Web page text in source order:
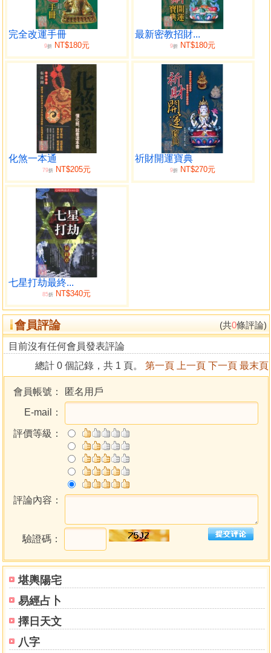
堪輿陽宅
易經占卜
擇日天文
八字
玄妙論第五
聖賢仙論六
孝師篇第七
訪師修真論第八
緣對論第九
真心修行說第十
辯道論十一
火侯周天說十二
內外法財侶地十三
煉丹之所說十四
清靜熱鬧論十五
三搖論十六
三盜五賊論十七
婦女修行論十
男女有別論十九
考魔篇二十
決疑說第一
開窺圖第二
干支八卦圖第三
天干變化圖第四
地支變化圖第五
八卦變化圖第六煉
已圖第七
煉已論幣八
藥火論第十
基圖十一
百日築基論十二
溫養沐浴時十三
採藥歸爐論十七
水源清真論十九
火侯論二十
活子時論二十一
爐鼎論二十二
小周天歌說二十三
大周天圖二十四
採天藥論二十六
十月懷胎論二十六
乳哺圖二十七
完全改運手冊
9折NT$180元
最新密教招財...
9折 NT$180元
化煞一本通
79折 NT$205元
祈財開運寶典
9折 NT$270元
七星打劫最終...
85折 NT$340元
會員評論 (共0條評論)
目前沒有任何會員發表評論
總計 0 個記錄，共 1 頁。 第一頁 上一頁 下一頁 最末頁
會員帳號：
匿名用戶
E-mail：
評價等級：
評論內容：
驗證碼：